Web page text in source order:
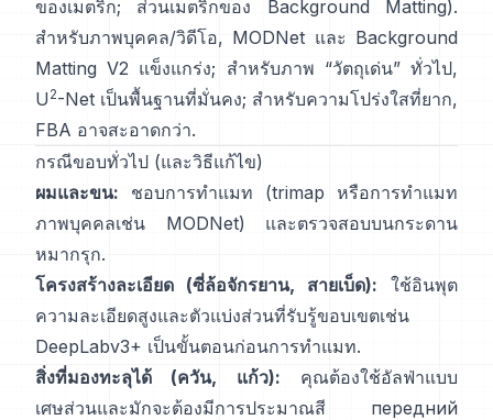
ของเมตริก; ส่วนเมตริกของ Background Matting).
สำหรับภาพบุคคล/วิดีโอ, MODNet และ Background
Matting V2 แข็งแกร่ง; สำหรับภาพ “วัตถุเด่น” ทั่วไป,
U2-Net เป็นพื้นฐานที่มั่นคง; สำหรับความโปร่งใสที่ยาก,
FBA อาจสะอาดกว่า.
กรณีขอบทั่วไป (และวิธีแก้ไข)
ผมและขน: ชอบการทำแมท (trimap หรือการทำแมท
ภาพบุคคลเช่น
MODNet) และตรวจสอบบนกระดาน
หมากรุก.
โครงสร้างละเอียด (ซี่ล้อจักรยาน, สายเบ็ด): ใช้อินพุต
ความละเอียดสูงและตัวแบ่งส่วนที่รับรู้ขอบเขตเช่น
DeepLabv3+ เป็นขั้นตอนก่อนการทำแมท.
สิ่งที่มองทะลุได้ (ควัน, แก้ว): คุณต้องใช้อัลฟ่าแบบ
เศษส่วนและมักจะต้องมีการประมาณสี передний